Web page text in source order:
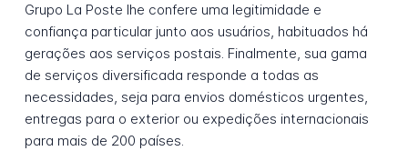
Grupo La Poste lhe confere uma legitimidade e
confiança particular junto aos usuários, habituados há
gerações aos serviços postais. Finalmente, sua gama
de serviços diversificada responde a todas as
necessidades, seja para envios domésticos urgentes,
entregas para o exterior ou expedições internacionais
para mais de 200 países.